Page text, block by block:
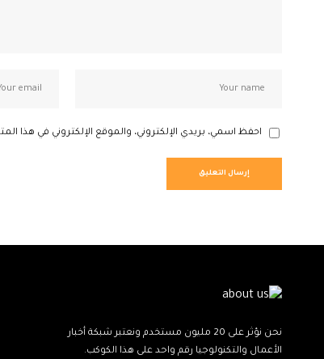
احفظ اسمي، بريدي الإلكتروني، والموقع الإلكتروني في هذا
نحن نؤثر على 20 مليون مستخدم ونعتبر شبكة أخبار
الأعمال والتكنولوجيا رقم واحد على هذا الكوكب.